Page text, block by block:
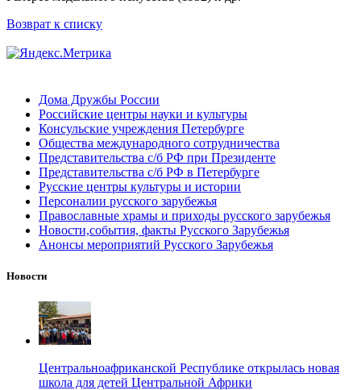
Возврат к списку
Дома Дружбы России
Российские центры науки и культуры
Консульские учреждения Петербурге
Общества международного сотрудничества
Представительства с/б РФ при Президенте
Представительства с/б РФ в Петербурге
Русские центры культуры и истории
Персоналии русского зарубежья
Православные храмы и приходы русского зарубежья
Новости,события, факты Русского Зарубежья
Анонсы мероприятий Русского Зарубежья
Новости
Центральноафриканской Республике открылась новая
школа для детей Центральной Африки